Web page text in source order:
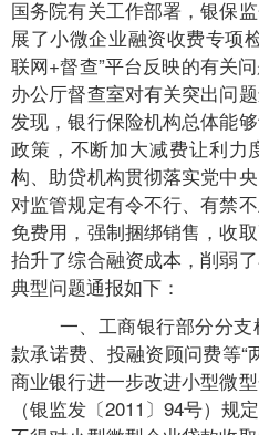
国务院有关工作部署，银保
展了小微企业融资收费专项
联网+督查”平台反映的有关
办公厅督查室对有关突出问
发现，银行保险机构总体能
政策，不断加大减费让利力
构、助贷机构贯彻落实党中
对监管规定有令不行、有禁
免费用，强制捆绑销售，收
抬升了综合融资成本，削弱
典型问题通报如下：
一、工商银行部分分支
款承诺费、投融资顾问费等“
商业银行进一步改进小型微
（银监发〔2011〕94号）规